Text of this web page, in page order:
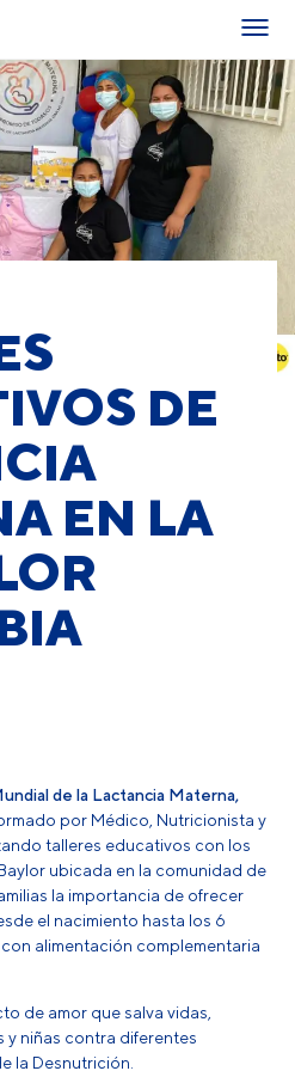
DE
EN LA
de la Lactancia Materna,
por Médico, Nutricionista y
talleres educativos con los
ubicada en la comunidad de
la importancia de ofrecer
el nacimiento hasta los 6
alimentación complementaria
de amor que salva vidas,
y niñas contra diferentes
la Desnutrición.